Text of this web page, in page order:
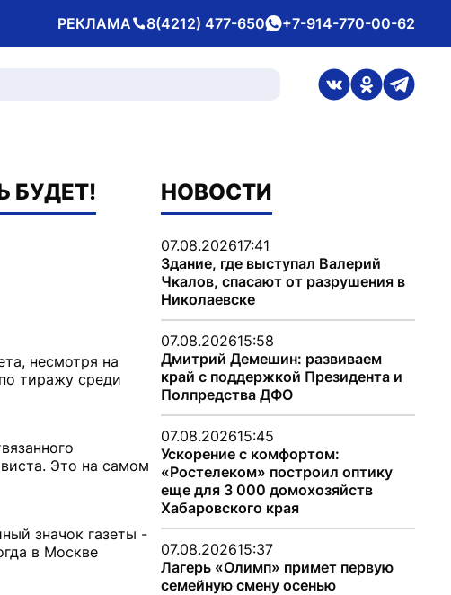
РЕКЛАМА
Телефон 8(4212) 477-650whatsApp
+7-914-770-00-62
ссылка на
ссылка на
БУДЕТ!
несмотря на
тиражу среди
Это на самом
значок газеты -
в Москве
НОВОСТИ
07.08.202617:41
Здание, где выступал Валерий
Чкалов, спасают от разрушения в
Николаевске
07.08.202615:58
Дмитрий Демешин: развиваем
край с поддержкой Президента и
Полпредства ДФО
07.08.202615:45
Ускорение с комфортом:
«Ростелеком» построил оптику
еще для 3 000 домохозяйств
Хабаровского края
07.08.202615:37
Лагерь «Олимп» примет первую
семейную смену осенью